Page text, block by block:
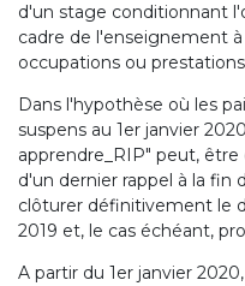
d'un stage conditionnant
cadre de l'enseignement
occupations ou
Dans l'hypothèse où les
suspens au 1er janvier
apprendre_RIP" peut,
d'un dernier rappel à la fin
clôturer définitivement le
2019 et, le cas échéant,
A partir du 1er janvier